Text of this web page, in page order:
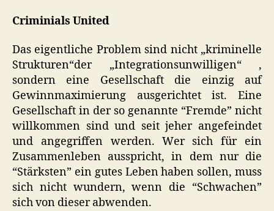
Criminials United
Das eigentliche Problem sind nicht „kriminelle
Strukturen“der „Integrationsunwilligen“ ,
sondern eine Gesellschaft die einzig auf
Gewinnmaximierung ausgerichtet ist. Eine
Gesellschaft in der so genannte “Fremde” nicht
willkommen sind und seit jeher angefeindet
und angegriffen werden. Wer sich für ein
Zusammenleben ausspricht, in dem nur die
“Stärksten” ein gutes Leben haben sollen, muss
sich nicht wundern, wenn die “Schwachen”
sich von dieser abwenden.